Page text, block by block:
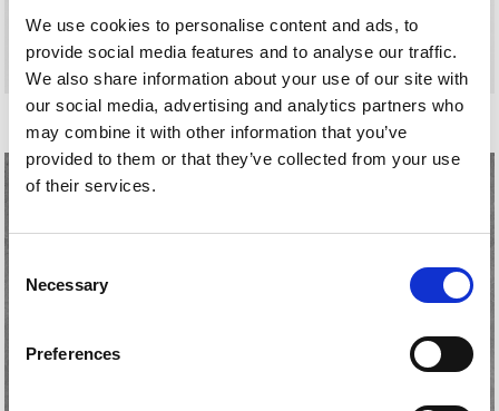
We use cookies to personalise content and ads, to
provide social media features and to analyse our traffic.
We also share information about your use of our site with
our social media, advertising and analytics partners who
may combine it with other information that you’ve
provided to them or that they’ve collected from your use
of their services.
Selection
Necessary
Preferences
MALDINI